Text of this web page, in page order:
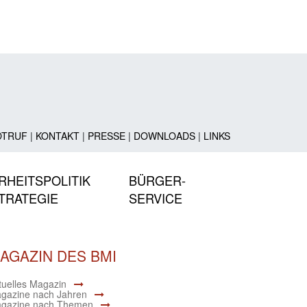
| KONTAKT| PRESSE| DOWNLOADS| LINKS
BÜRGER-
SERVICE
DES BMI
Magazin
nach Jahren
nach Themen